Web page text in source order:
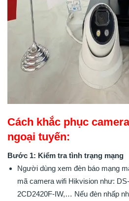
Cách khắc phục
ngoại tuyến:
Bước 1: Kiểm tra tình trạng mạng
Người dùng xem đèn báo mạng
mã camera wifi Hikvision như:
2CD2420F-IW,… Nếu đèn nhấp